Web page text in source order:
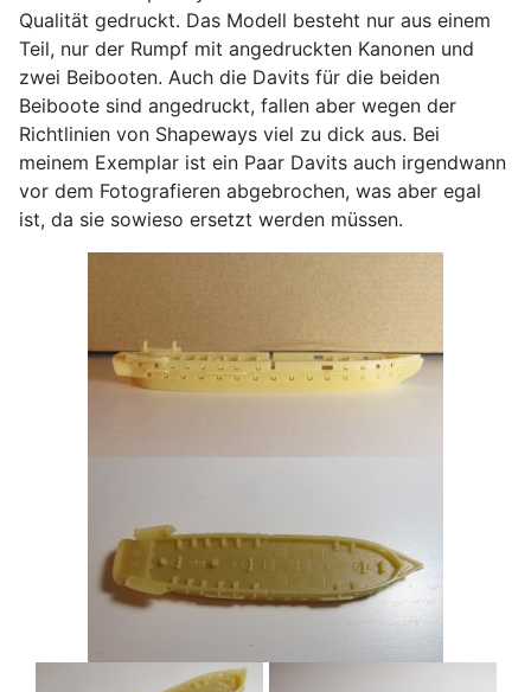
Qualität gedruckt. Das Modell besteht nur aus einem
Teil, nur der Rumpf mit angedruckten Kanonen und
zwei Beibooten. Auch die Davits für die beiden
Beiboote sind angedruckt, fallen aber wegen der
Richtlinien von Shapeways viel zu dick aus. Bei
meinem Exemplar ist ein Paar Davits auch irgendwann
vor dem Fotografieren abgebrochen, was aber egal
ist, da sie sowieso ersetzt werden müssen.